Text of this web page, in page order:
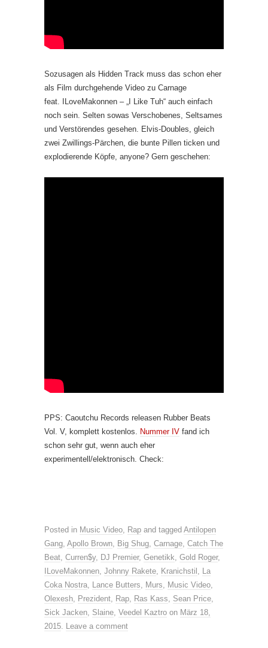
Sozusagen als Hidden Track muss das schon eher
als Film durchgehende Video zu Carnage
feat. ILoveMakonnen – „I Like Tuh“ auch einfach
noch sein. Selten sowas Verschobenes, Seltsames
und Verstörendes gesehen. Elvis-Doubles, gleich
zwei Zwillings-Pärchen, die bunte Pillen ticken und
explodierende Köpfe, anyone? Gern geschehen:
PPS: Caoutchu Records releasen Rubber Beats
Vol. V, komplett kostenlos.
Nummer IV fand ich
schon sehr gut, wenn auch eher
experimentell/elektronisch. Check:
Posted in Music Video Rap and tagged Antilopen
Gang Apollo Brown Big Shug Carnage Catch The
Beat Curren$y, DJ Premier, Genetikk Gold Roger,
ILoveMakonnen Johnny Rakete Kranichstil
La
Coka Nostra
Lance Butters Murs Music Video
Olexesh
Prezident Rap Ras Kass Sean Price
Sick Jacken Slaine Veedel Kaztro on März 18,
2015
Leave a comment